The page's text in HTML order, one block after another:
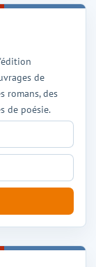
de
romans, des
de poésie.